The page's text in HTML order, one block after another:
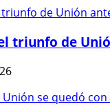
triunfo de